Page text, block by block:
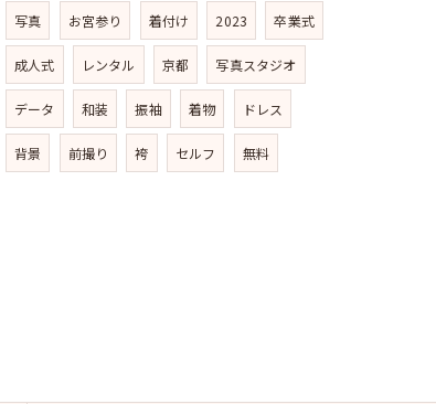
写真 お宮参り 着付け 2023 卒業式
成人式 レンタル 京都 写真スタジオ
データ 和装 振袖 着物 ドレス
背景 前撮り 袴 セルフ 無料